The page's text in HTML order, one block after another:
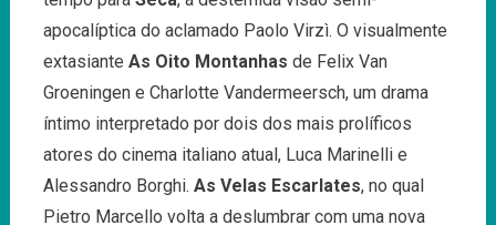
apocalíptica do aclamado Paolo Virzì. O visualmente
extasiante As Oito Montanhas de Felix Van
Groeningen e Charlotte Vandermeersch, um drama
íntimo interpretado por dois dos mais prolíficos
atores do cinema italiano atual, Luca Marinelli e
Alessandro Borghi. As Velas Escarlates, no qual
Pietro Marcello volta a deslumbrar com uma nova